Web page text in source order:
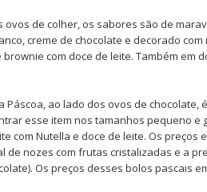
ovos de colher, os sabores são de
creme de chocolate e decorado
com doce de leite. Também em
ao lado dos ovos de chocolate,
esse item nos tamanhos pequeno e
com Nutella e doce de leite. Os preços
de nozes com frutas cristalizadas e a
Os preços desses bolos pascais